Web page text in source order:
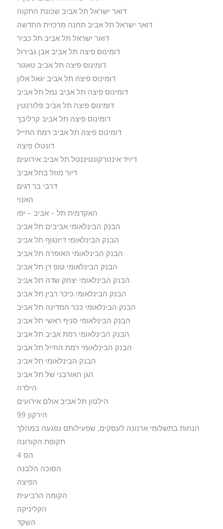
דואר ישראל תל אביב שכונת התקוה
דואר ישראל תל אביב תחנה מרכזית החדשה
דואר ישראל תל אביב תל כביר
דומינוס פיצה תל אביב אבן גבירול
דומינוס פיצה תל אביב טאגור
דומינוס פיצה תל אביב יגאל אלון
דומינוס פיצה תל אביב נמל תל אביב
דומינוס פיצה תל אביב פלורנטין
דומינוס פיצה תל אביב קרליבך
דומינוס פיצה תל אביב רמת החייל
דונטלו פיצה
דיויד אינטרקונטיננטל תל אביב אירועים
דיור מוזל בתל אביב
דרבי בר דגים
האנוי
האקדמית תל – אביב – יפו
הבנק הבינלאומי אביבים תל אביב
הבנק הבינלאומי דיזנגוף תל אביב
הבנק הבינלאומי האופרה תל אביב
הבנק הבינלאומי טופ דן תל אביב
הבנק הבינלאומי יצחק שדה תל אביב
הבנק הבינלאומי כיכר רבין תל אביב
הבנק הבינלאומי ככר המדינה תל אביב
הבנק הבינלאומי סניף ראשי תל אביב
הבנק הבינלאומי רמת אביב תל אביב
הבנק הבינלאומי רמת החייל תל אביב
הבנק הבינלאומי תל אביב
הגן האורבני של תל אביב
הילדה
הילטון תל אביב אולם אירועים
הירקון 99
הנחות בתשלומי ארנונה לעסקים, שפעילותם נפגעה במהלך
תקופת הקורונה
הס 4
הסוכה הלבנה
הפיצה
הקומה הרביעית
הקליניקה
השקד